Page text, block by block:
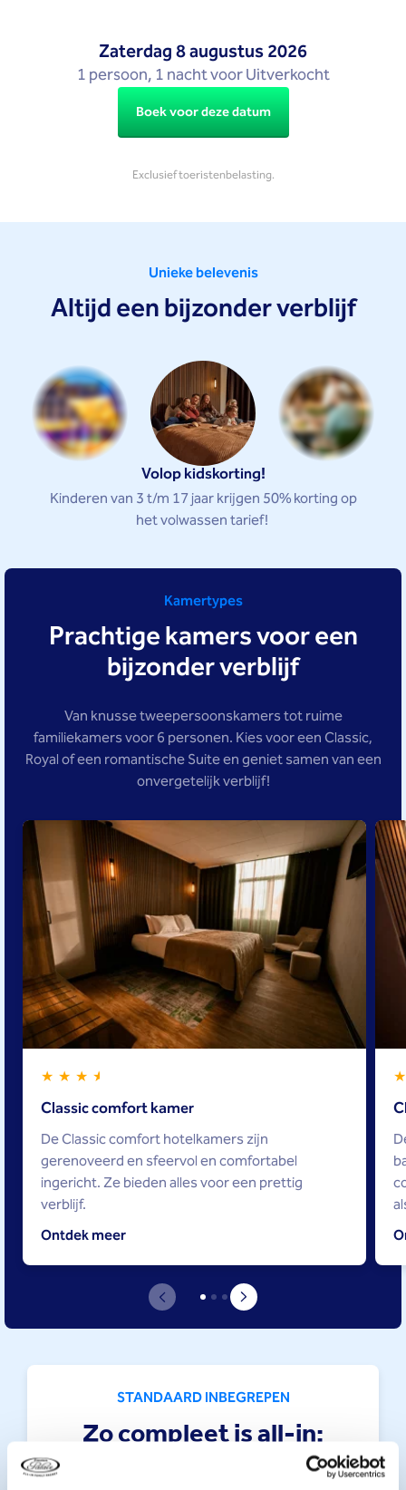
keyboard
shortcuts
changing
the
keyboard
shortcuts
for
changing
Zaterdag8 augustus 2026
1 persoon, 1 nacht voor Uitverkocht
Boek voor deze datum
Exclusief toeristenbelasting.
Unieke belevenis
Altijd een bijzonder verblijf
Volop kidskorting!
Kinderen van 3 t/m 17 jaar krijgen 50% korting op
het volwassen tarief!
Kamertypes
Prachtige kamers voor een
bijzonder verblijf
Van knusse tweepersoonskamers tot ruime
familiekamers voor 6 personen. Kies voor een Classic,
Royal of een romantische Suite en geniet samen van een
onvergetelijk verblijf!
Classic comfort kamer
De Classic comfort hotelkamers zijn
gerenoveerd en sfeervol en comfortabel
ingericht. Ze bieden alles voor een prettig
verblijf.
Ontdek meer
STANDAARD INBEGREPEN
Zo compleet is all-in: